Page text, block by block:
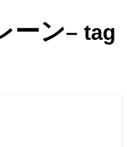
ーン– tag